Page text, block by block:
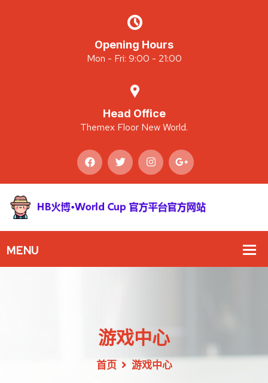
Opening Hours
Mon - Fri: 9:00 - 21:00
Head Office
Themex Floor New World.
游戏中心
首页 游戏中心